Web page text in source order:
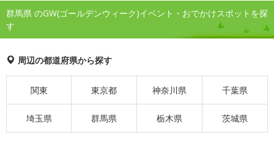
群馬県 のGW(ゴールデンウィーク)イベント・おでかけスポットを探
す
周辺の都道府県から探す
関東 東京都 神奈川県 千葉県
埼玉県 群馬県 栃木県 茨城県